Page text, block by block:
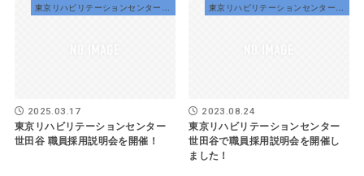
東京リハビリテーションセンター世田谷
2025.03.17
東京リハビリテーションセンター
世田谷 職員採用説明会を開催！
東京リハビリテーションセンター世田谷
2023.08.24
東京リハビリテーションセンター
世田谷で職員採用説明会を開催し
ました！